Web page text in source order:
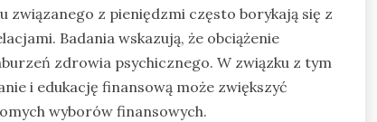
związanego z pieniędzmi często borykają się z
Badania wskazują, że obciążenie
zdrowia psychicznego. W związku z tym
i edukację finansową może zwiększyć
wyborów finansowych.